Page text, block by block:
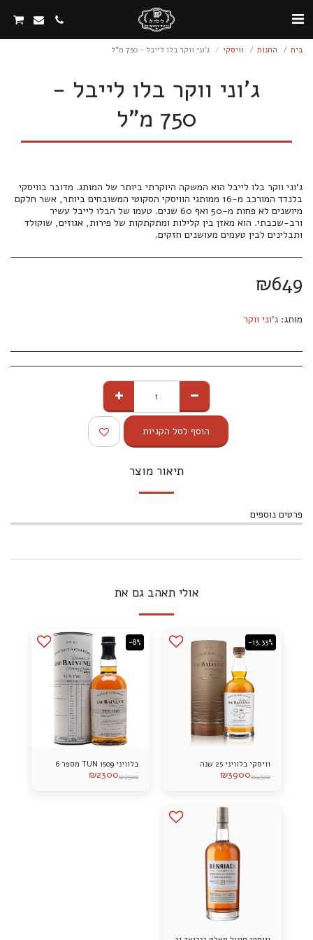
בית החנות וויסקי ג'וני ווקר בלו לייבל - 750 מ"ל
ג'וני ווקר בלו לייבל -
750 מ"ל
ג'וני ווקר בלו לייבל הוא המשקה היוקרתי ביותר של המותג. מדובר בוויסקי
בלנדד המורכב מ-16 ממותגי הוויסקי הסקוטי המשובחים ביותר, אשר חלקם
מיושנים לא פחות מ-50 ואף 60 שנים. טעמו של הבלו לייבל עשיר
ורב-שכבתי. הוא מאזן בין קלילות ומתקתקות של פירות, אגוזים, שוקולד
ותבלינים לבין טעמים מעושנים חזקים.
₪649
מותג: ג'וני ווקר
הוסף לסל הקניות
תיאור מוצר
פרטים נוספים
אולי תאהב גם את
-13.33%
וויסקי בלוויני 25 שנה
₪4500
₪3900
-8%
בלוויני TUN 1509 מספר 6
₪2500
₪2300